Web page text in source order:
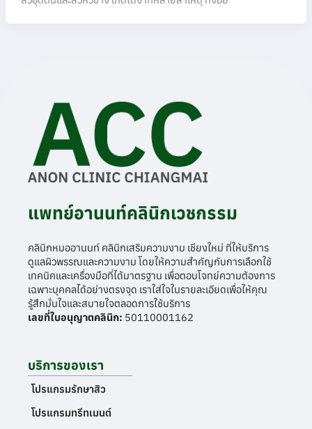
แพทย์อานนท์คลินิกเวชกรรม
คลินิกหมออานนท์ คลินิกเสริมความงาม เชียงใหม่ ที่ให้บริการ
ดูแลผิวพรรณและความงาม โดยให้ความสำคัญกับการเลือกใช้
เทคนิคและเครื่องมือที่ได้มาตรฐาน เพื่อตอบโจทย์ความต้องการ
เฉพาะบุคคลได้อย่างตรงจุด เราใส่ใจในรายละเอียดเพื่อให้คุณ
รู้สึกมั่นใจและสบายใจตลอดการใช้บริการ
เลขที่ใบอนุญาตคลินิก: 50110001162
บริการของเรา
โปรแกรมรักษาสิว
โปรแกรมทรีทเมนต์